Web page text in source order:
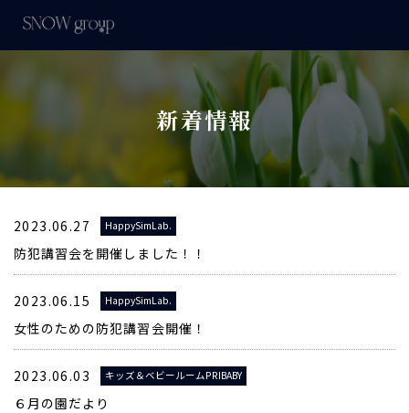
新着情報
2023.06.27 HappySimLab.
防犯講習会を開催しました！！
2023.06.15 HappySimLab.
女性のための防犯講習会開催！
2023.06.03 キッズ＆ベビールームPRIBABY
６月の園だより